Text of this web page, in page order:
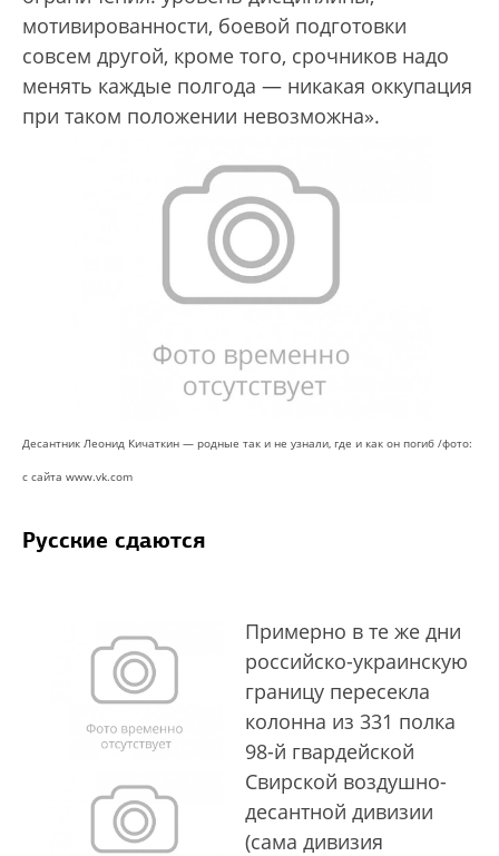
мотивированности, боевой подготовки
совсем другой, кроме того, срочников надо
менять каждые полгода — никакая оккупация
при таком положении невозможна».
Десантник Леонид Кичаткин — родные так и не узнали, где и как он погиб /фото:
с сайта www.vk.com
Русские сдаются
Примерно в те же дни
российско-украинскую
границу пересекла
колонна из 331 полка
98-й гвардейской
Свирской воздушно-
десантной дивизии
(сама дивизия